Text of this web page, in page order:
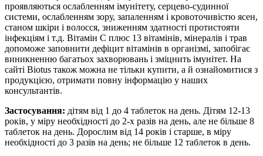
проявляються ослабленням імунітету, серцево-судинної
системи, ослабленням зору, запаленням і кровоточивістю ясен,
станом шкіри і волосся, зниженням здатності протистояти
інфекціям і т.д. Вітамін С плюс 13 вітамінів, мінералів і трав
допоможе заповнити дефіцит вітамінів в організмі, запобігає
виникненню багатьох захворювань і зміцнить імунітет. На
сайті Biotus також можна не тільки купити, а й ознайомитися з
продукцією, отримати повну інформацію у наших
консультантів.
Застосування: дітям від 1 до 4 таблеток на день. Дітям 12-13
років, у міру необхідності до 2-х разів на день, але не більше 8
таблеток на день. Дорослим від 14 років і старше, в міру
необхідності до 3 разів на день; не більше 12 таблеток в день.